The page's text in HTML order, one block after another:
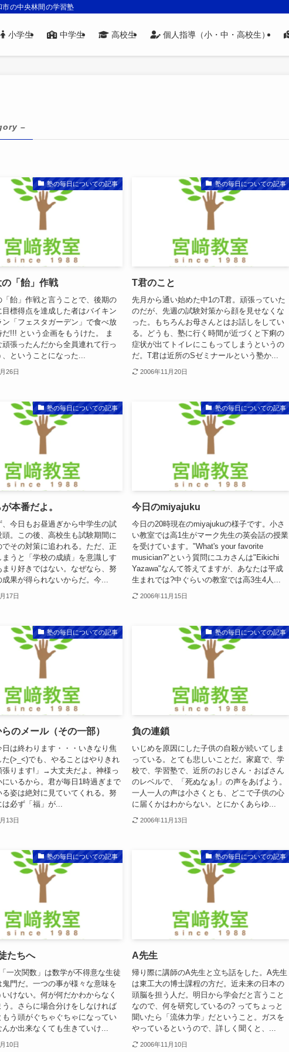
市の中央林間の学習塾
小学生 中学生 高校生 個人指導（小・中・高校生）
–
塾の毎日についての記事
の「飴」作戦
「飴」作戦と言うことで、後期の
目標得点を達成した者はバイキン
ン「フェスタガーデン」で食べ放
だ!!! という企画をもうけた。 ま
頑張ったんだから全員連れて行っ
ということになった...
26日
塾の毎日についての記事
T君のこと
先月から通い始めた中1のT君。頑張っていた
のだが、先週の試験対策から顔を見せなくな
った。もちろんお母さんとはお話しをしてい
る。どうも、塾に行く時間が近づくと下痢の
症状が出てトイレにこもってしまうというの
だ。T君は近所のSゼミナールという塾か...
2006年11月20日
塾の毎日についての記事
本番だよ。
、今日もお昼過ぎから中学生の試
。この後、高校生も試験期間に
でその対策に追われる。ただ、正
まうと「学校の成績」を意識しす
まり好きではない。なぜなら、努
果が得られないからだ。今...
17日
塾の毎日についての記事
今日のmiyajuku
今日の20時現在のmiyajukuの様子です。小さ
い教室では高1生がマーク先生の英会話の授業
を受けています。"What's your favorite
musician?"という質問にユカさんは"Eikichi
Yazawa"なんて答えてますが、あなたは平成
生まれでは?中ぐらいの教室では高3生4人...
2006年11月15日
塾の毎日についての記事
のメール（その一部）
日は終わります・・・いきなり焦
た(>_<)でも、やることはやりきれ
張ります!」→大丈夫だよ。神様っ
にいるから。君が毎日1時過ぎまで
る姿は絶対に見ていてくれる。努
必ず「福」が...
13日
塾の毎日についての記事
負の連鎖
いじめを原因にした子供の自殺が続いてしま
っている。とても悲しいことだ。家庭で、学
校で、学習塾で、近所のおじさん・おばさん
のレベルで、「死ぬなぁ!」の声をあげよう。
一人一人の声は小さくとも、どこで子供の心
に届くかはわからない。とにかくあらゆ...
2006年11月13日
塾の毎日についての記事
たちへ
一次関数」は数学が不得意な生徒
鬼門だ。一つの事が様々な意味を
けない。何が何だかわからなく
う。さらに場合分けをしなければ
もう頭がぐちゃぐちゃになってい
んか出来なくても生きていけ...
10日
塾の毎日についての記事
A先生
帰り際に講師のA先生と立ち話をした。A先生
は東工大の博士課程の方だ。近未来の日本の
頭脳を担う人だ。明日から学会だと言うこと
なので、何を研究しているの? ってちょっと
聞いたら「流体力学」だということ。ガスを
やっているというので、詳しく聞くと、...
2006年11月10日